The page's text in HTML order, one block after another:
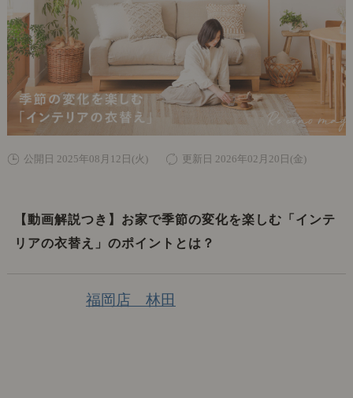
公開日 2025年08月12日(火) 更新日 2026年02月20日(金)
【動画解説つき】お家で季節の変化を楽しむ「インテ
リアの衣替え」のポイントとは？
福岡店 林田